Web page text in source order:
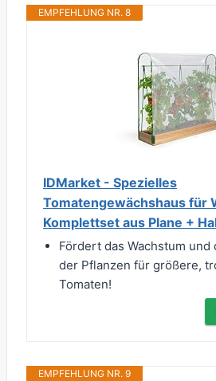
EMPFEHLUNG NR. 8
IDMarket - Spezielles
Tomatengewächshaus für
Komplettset aus Plane +
Fördert das Wachstum und
der Pflanzen für größere,
Tomaten!
EMPFEHLUNG NR. 9